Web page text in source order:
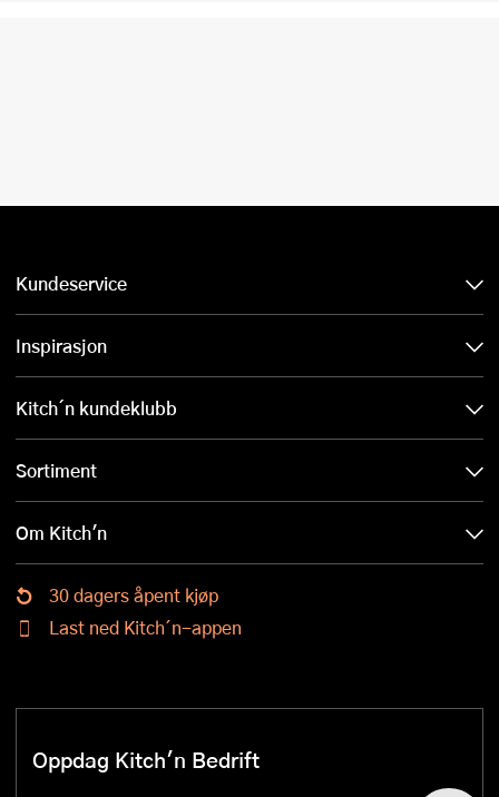
Kundeservice
Inspirasjon
Kitch´n kundeklubb
Sortiment
Om Kitch'n
30 dagers åpent kjøp
Last ned Kitch´n-appen
Oppdag Kitch'n Bedrift